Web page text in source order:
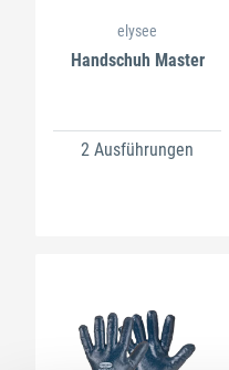
elysee
Handschuh Master
2 Ausführungen